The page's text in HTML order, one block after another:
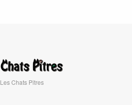
Les Chats Pitres